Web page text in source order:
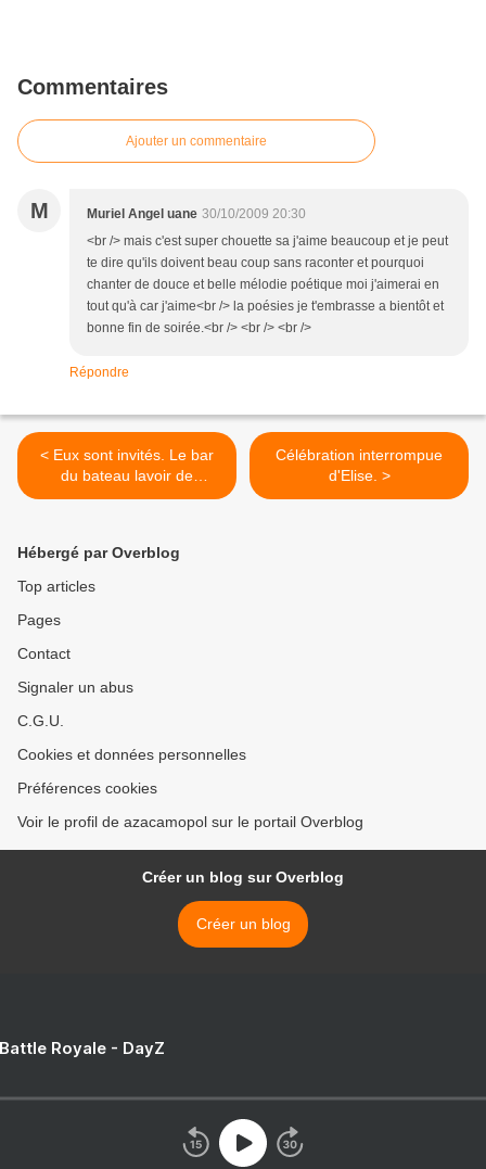
Commentaires
Ajouter un commentaire
M Muriel Angel uane 30/10/2009 20:30
<br /> mais c'est super chouette sa j'aime beaucoup et je peut
te dire qu'ils doivent beau coup sans raconter et pourquoi
chanter de douce et belle mélodie poétique moi j'aimerai en
tout qu'à car j'aime<br /> la poésies je t'embrasse a bientôt et
bonne fin de soirée.<br /> <br /> <br />
Répondre
< Eux sont invités. Le bar
du bateau lavoir de
M'manzelle Jeanne.
Célébration interrompue
d'Elise. >
Hébergé par Overblog
Top articles
Pages
Contact
Signaler un abus
C.G.U.
Cookies et données personnelles
Préférences cookies
Voir le profil de azacamopol sur le portail Overblog
Créer un blog sur Overblog
Créer un blog
Royale - DayZ